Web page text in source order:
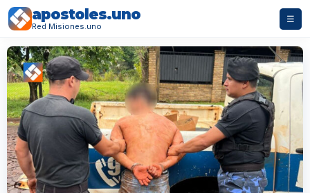
apostoles.uno
Red Misiones.uno
☰